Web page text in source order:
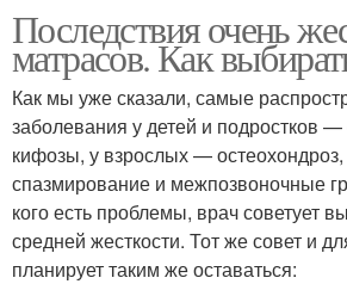
Последствия очень
матрасов. Как
Как мы уже сказали, самые
заболевания у детей и подростков
кифозы, у взрослых —
спазмирование и межпозвоночные
кого есть проблемы, врач советует
средней жесткости. Тот же совет и
планирует таким же оставаться: